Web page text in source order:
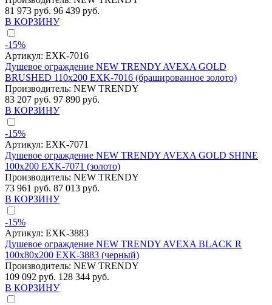
81 973 руб. 96 439 руб.
В КОРЗИНУ
-15%
Артикул: EXK-7016
Душевое ограждение NEW TRENDY AVEXA GOLD
BRUSHED 110x200 EXK-7016 (брашированное золото)
Производитель: NEW TRENDY
83 207 руб. 97 890 руб.
В КОРЗИНУ
-15%
Артикул: EXK-7071
Душевое ограждение NEW TRENDY AVEXA GOLD SHINE
100x200 EXK-7071 (золото)
Производитель: NEW TRENDY
73 961 руб. 87 013 руб.
В КОРЗИНУ
-15%
Артикул: EXK-3883
Душевое ограждение NEW TRENDY AVEXA BLACK R
100x80x200 EXK-3883 (черный)
Производитель: NEW TRENDY
109 092 руб. 128 344 руб.
В КОРЗИНУ